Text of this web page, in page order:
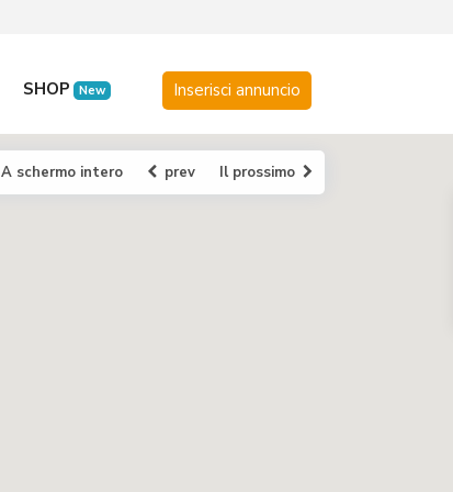
SHOP New
A schermo intero prev Il prossimo